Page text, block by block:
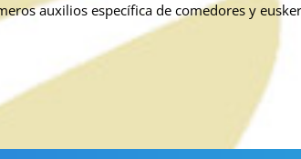
auxilios específica de comedores y